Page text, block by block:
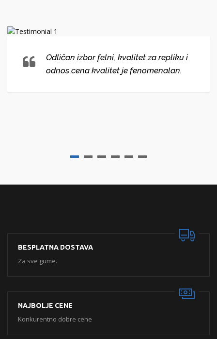
Odličan izbor felni, kvalitet za repliku i
odnos cena kvalitet je fenomenalan.
BESPLATNA DOSTAVA
Za sve gume.
NAJBOLJE CENE
Konkurentno dobre cene